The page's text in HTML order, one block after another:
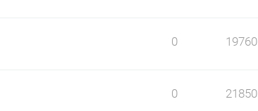
0 19760
0 21850